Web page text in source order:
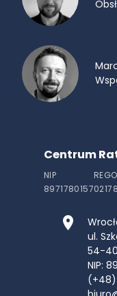
Centrum
NIP
8971780157
ul.
54-
NIP:
(+48)